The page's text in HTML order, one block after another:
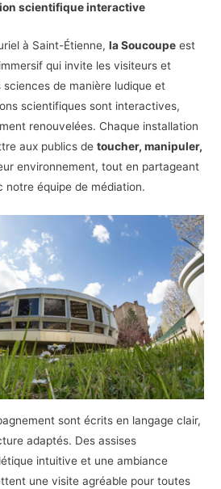
scientifique interactive
à Saint-Étienne,la Soucoupe est
qui invite les visiteurs et
de manière ludique et
scientifiques sont interactives,
renouvelées. Chaque installation
aux publics detoucher, manipuler,
environnement, tout en partageant
notre équipe de médiation.
sont écrits en langage clair,
adaptés. Des assises
intuitive et une ambiance
une visite agréable pour toutes